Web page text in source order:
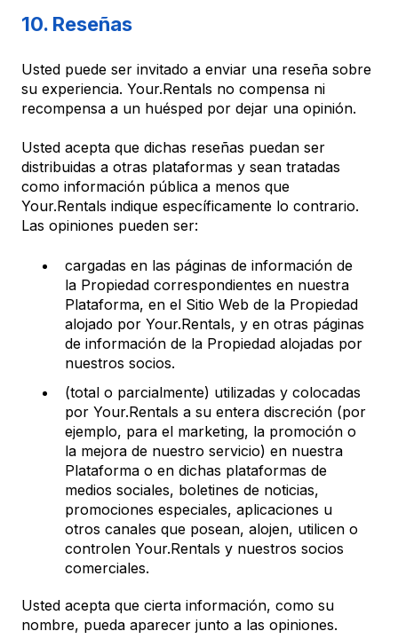
10. Reseñas
Usted puede ser invitado a enviar una reseña sobre
su experiencia. Your.Rentals no compensa ni
recompensa a un huésped por dejar una opinión.
Usted acepta que dichas reseñas puedan ser
distribuidas a otras plataformas y sean tratadas
como información pública a menos que
Your.Rentals indique específicamente lo contrario.
Las opiniones pueden ser:
cargadas en las páginas de información de
la Propiedad correspondientes en nuestra
Plataforma, en el Sitio Web de la Propiedad
alojado por Your.Rentals, y en otras páginas
de información de la Propiedad alojadas por
nuestros socios.
(total o parcialmente) utilizadas y colocadas
por Your.Rentals a su entera discreción (por
ejemplo, para el marketing, la promoción o
la mejora de nuestro servicio) en nuestra
Plataforma o en dichas plataformas de
medios sociales, boletines de noticias,
promociones especiales, aplicaciones u
otros canales que posean, alojen, utilicen o
controlen Your.Rentals y nuestros socios
comerciales.
Usted acepta que cierta información, como su
nombre, pueda aparecer junto a las opiniones.